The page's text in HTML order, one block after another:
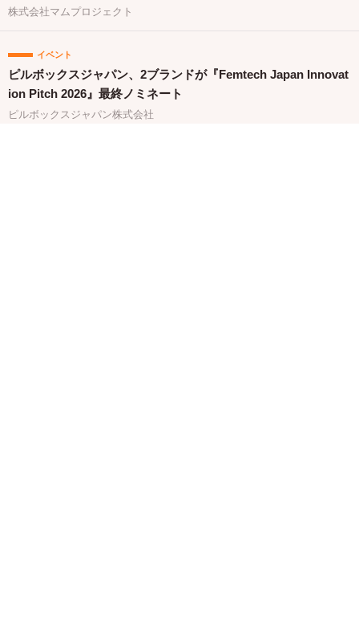
す！』出版祝〜」を開催
株式会社マムプロジェクト
イベント
ピルボックスジャパン、2ブランドが『Femtech Japan Innovat
ion Pitch 2026』最終ノミネート
ピルボックスジャパン株式会社